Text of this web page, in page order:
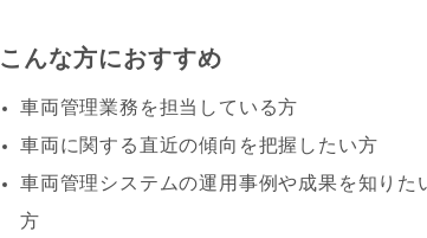
こんな方におすすめ
車両管理業務を担当している方
車両に関する直近の傾向を把握したい方
車両管理システムの運用事例や成果を知りた
方